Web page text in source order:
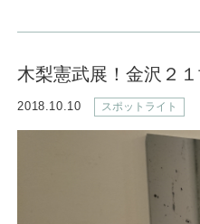
木梨憲武展！金沢２
2018.10.10 スポットライト